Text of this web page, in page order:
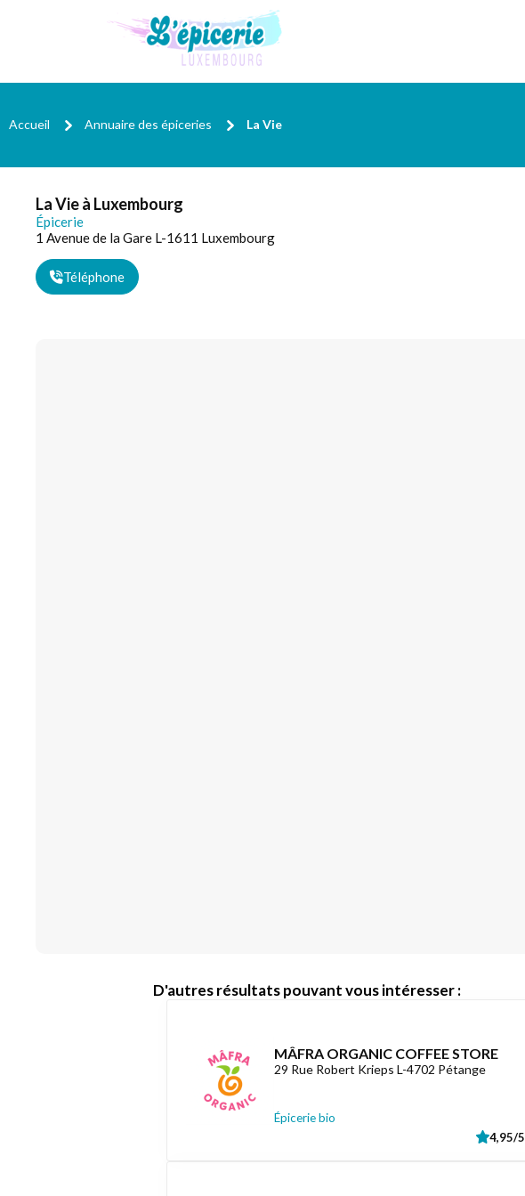
Accueil Annuaire des épiceries La Vie
La Vie à Luxembourg
Épicerie
1 Avenue de la Gare L-1611 Luxembourg
Téléphone
D'autres résultats pouvant vous intéresser :
MÂFRA ORGANIC COFFEE STORE
29 Rue Robert Krieps L-4702 Pétange
Épicerie bio
4,95/5